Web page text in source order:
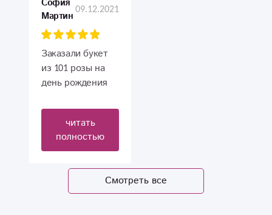
Вас 8
марта,любви и
процветания)
София
Мартин09.12.2021
Заказали букет
из 101 розы на
день рождения
была вовремя,
букет очень
шикарный и
отличного
качества!
читать
полностью
Смотреть все